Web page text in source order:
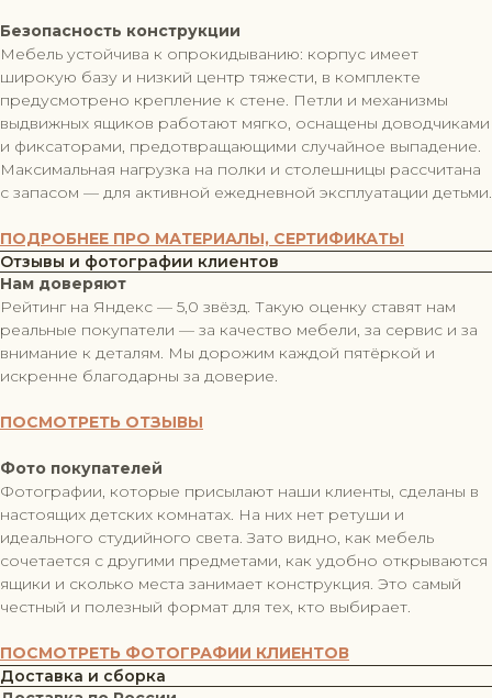
Безопасность конструкции
Мебель устойчива к опрокидыванию: корпус имеет
широкую базу и низкий центр тяжести, в комплекте
предусмотрено крепление к стене. Петли и механизмы
выдвижных ящиков работают мягко, оснащены доводчиками
и фиксаторами, предотвращающими случайное выпадение.
Максимальная нагрузка на полки и столешницы рассчитана
с запасом — для активной ежедневной эксплуатации детьми.
ПОДРОБНЕЕ ПРО МАТЕРИАЛЫ, СЕРТИФИКАТЫ
Отзывы и фотографии клиентов
Нам доверяют
Рейтинг на Яндекс — 5,0 звёзд. Такую оценку ставят нам
реальные покупатели — за качество мебели, за сервис и за
внимание к деталям. Мы дорожим каждой пятёркой и
искренне благодарны за доверие.
ПОСМОТРЕТЬ ОТЗЫВЫ
Фото покупателей
Фотографии, которые присылают наши клиенты, сделаны в
настоящих детских комнатах. На них нет ретуши и
идеального студийного света. Зато видно, как мебель
сочетается с другими предметами, как удобно открываются
ящики и сколько места занимает конструкция. Это самый
честный и полезный формат для тех, кто выбирает.
ПОСМОТРЕТЬ ФОТОГРАФИИ КЛИЕНТОВ
Доставка и сборка